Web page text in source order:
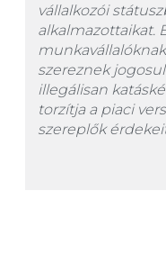
vállalkozói
alkalmazottaikat.
szereznek
illegálisan
torzítja a piaci
szereplők